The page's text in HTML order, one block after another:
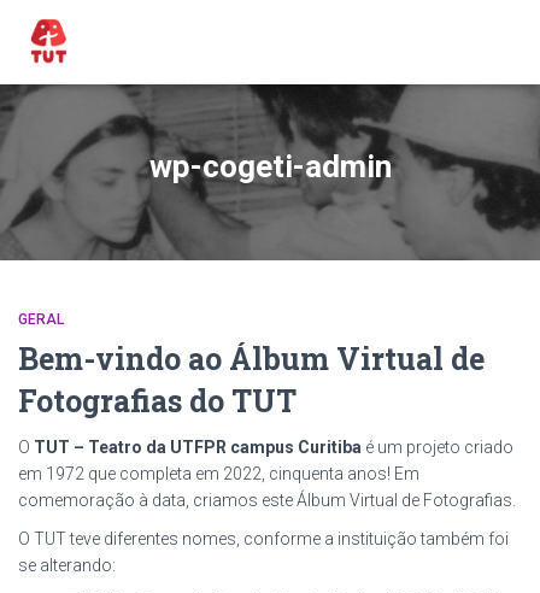
wp-cogeti-admin
GERAL
Bem-vindo ao Álbum Virtual de
Fotografias do TUT
O TUT – Teatro da UTFPR campus Curitiba é um projeto criado
em 1972 que completa em 2022, cinquenta anos! Em
comemoração à data, criamos este Álbum Virtual de Fotografias.
O TUT teve diferentes nomes, conforme a instituição também foi
se alterando: